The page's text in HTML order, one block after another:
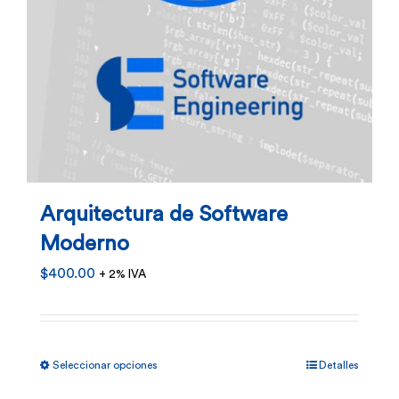
Arquitectura de Software
Moderno
$400.00 + 2% IVA
Seleccionar opciones Detalles